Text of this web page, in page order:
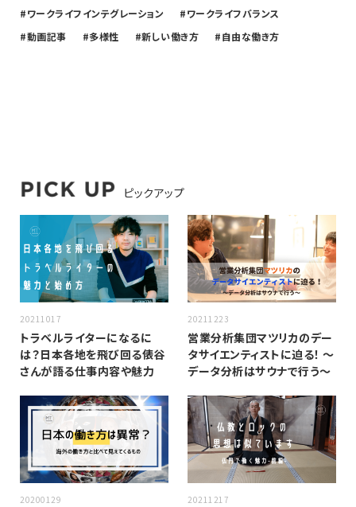
ワークライフインテグレーション
ワークライフバランス
動画記事
多様性 新しい働き方 自由な働き方
ピックアップ
20211017
トラベルライターになるに
は？日本各地を飛び回る俵谷
さんが語る仕事内容や魅力
20211223
営業分析集団マツリカのデー
タサイエンティストに迫る！ 〜
データ分析はサウナで行う〜
20200129 20211217